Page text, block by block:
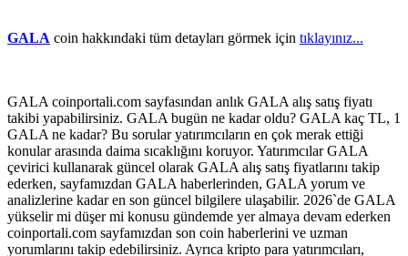
GALA coin hakkındaki tüm detayları görmek için tıklayınız...
GALA coinportali.com sayfasından anlık GALA alış satış fiyatı
takibi yapabilirsiniz. GALA bugün ne kadar oldu? GALA kaç TL, 1
GALA ne kadar? Bu sorular yatırımcıların en çok merak ettiği
konular arasında daima sıcaklığını koruyor. Yatırımcılar GALA
çevirici kullanarak güncel olarak GALA alış satış fiyatlarını takip
ederken, sayfamızdan GALA haberlerinden, GALA yorum ve
analizlerine kadar en son güncel bilgilere ulaşabilir. 2026`de GALA
yükselir mi düşer mi konusu gündemde yer almaya devam ederken
coinportali.com sayfamızdan son coin haberlerini ve uzman
yorumlarını takip edebilirsiniz. Ayrıca kripto para yatırımcıları,